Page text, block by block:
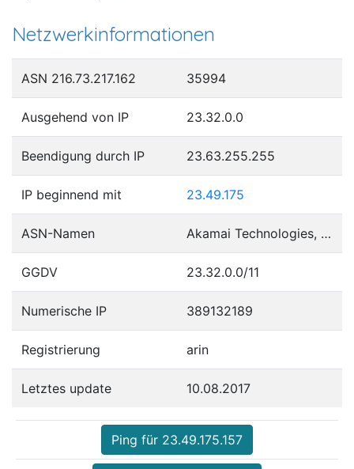
Netzwerkinformationen
ASN 216.73.217.162 35994
Ausgehend von IP 23.32.0.0
Beendigung durch IP 23.63.255.255
IP beginnend mit 23.49.175
ASN-Namen Akamai Technologies, Inc.
GGDV 23.32.0.0/11
Numerische IP 389132189
Registrierung arin
Letztes update 10.08.2017
Ping für 23.49.175.157